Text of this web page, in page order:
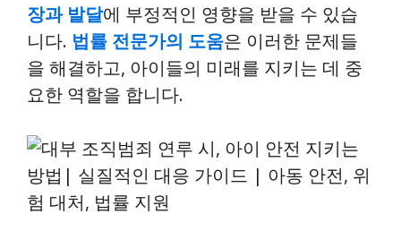
장과 발달에 부정적인 영향을 받을 수 있습
니다. 법률 전문가의 도움은 이러한 문제들
을 해결하고, 아이들의 미래를 지키는 데 중
요한 역할을 합니다.